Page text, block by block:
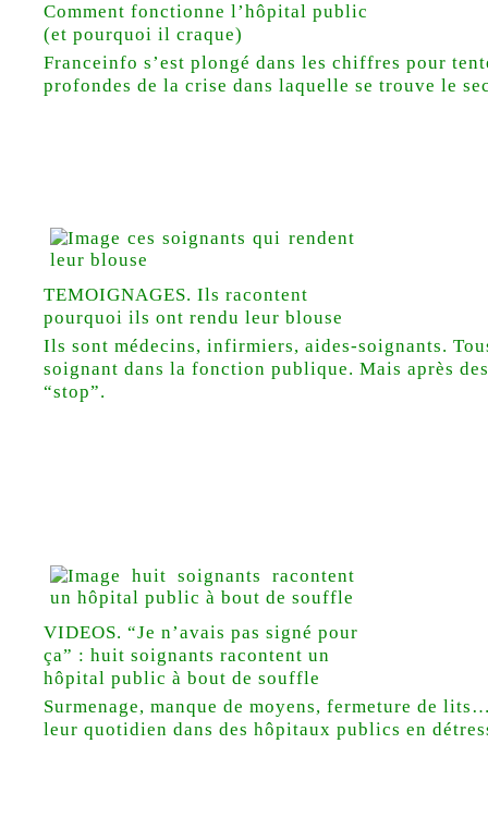
Comment fonctionne l’hôpital public
(et pourquoi il craque)
Franceinfo s’est plongé dans les chiffres pour
profondes de la crise dans laquelle se trouve le
TEMOIGNAGES. Ils racontent
pourquoi ils ont rendu leur blouse
Ils sont médecins, infirmiers, aides-soignants.
soignant dans la fonction publique. Mais après
“stop”.
VIDEOS. “Je n’avais pas signé pour
ça” : huit soignants racontent un
hôpital public à bout de souffle
Surmenage, manque de moyens, fermeture de
leur quotidien dans des hôpitaux publics en